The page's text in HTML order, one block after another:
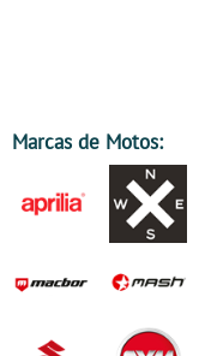
Marcas de Motos: